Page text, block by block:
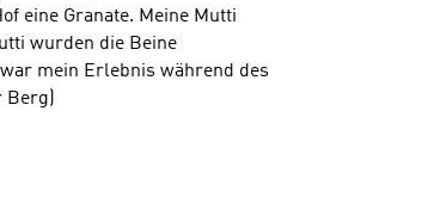
eine Granate. Meine Mutti
wurden die Beine
mein Erlebnis während des